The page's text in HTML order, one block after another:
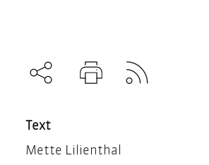
Text
Mette Lilienthal